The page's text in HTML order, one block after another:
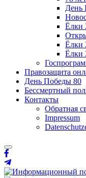
День
Ёлки
Ёлки
Ёлки
Правозащита
День Победы 80
Бессмертный
Контакты
Обратная
Impressum